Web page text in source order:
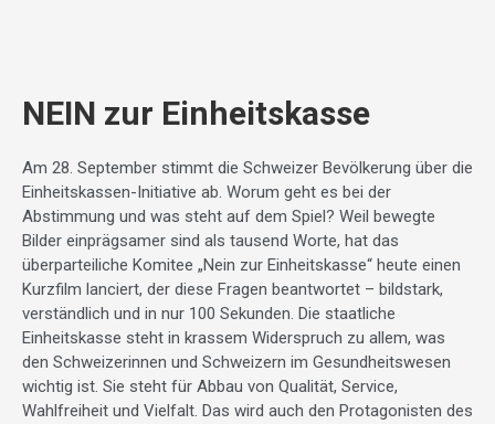
NEIN zur Einheitskasse
Am 28. September stimmt die Schweizer Bevölkerung über die
Einheitskassen-Initiative ab. Worum geht es bei der
Abstimmung und was steht auf dem Spiel? Weil bewegte
Bilder einprägsamer sind als tausend Worte, hat das
überparteiliche Komitee „Nein zur Einheitskasse“ heute einen
Kurzfilm lanciert, der diese Fragen beantwortet – bildstark,
verständlich und in nur 100 Sekunden. Die staatliche
Einheitskasse steht in krassem Widerspruch zu allem, was
den Schweizerinnen und Schweizern im Gesundheitswesen
wichtig ist. Sie steht für Abbau von Qualität, Service,
Wahlfreiheit und Vielfalt. Das wird auch den Protagonisten des